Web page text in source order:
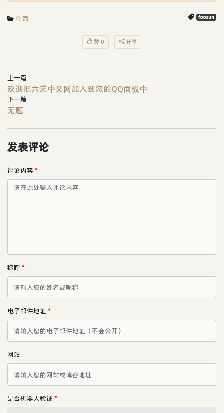
生活 foosun
赞 0 分享
上一篇
欢迎把六艺中文网加入到您的QQ面板中
下一篇
无题
发表评论
评论内容 *
称呼*
电子邮件地址 *
网站
是否机器人验证 *